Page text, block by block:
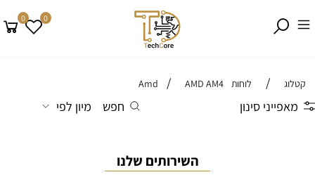
0 0
קטלוג / לוחות Amd / AMD AM4
מאפייני סינון חפש מיון לפי
השירותים שלנו